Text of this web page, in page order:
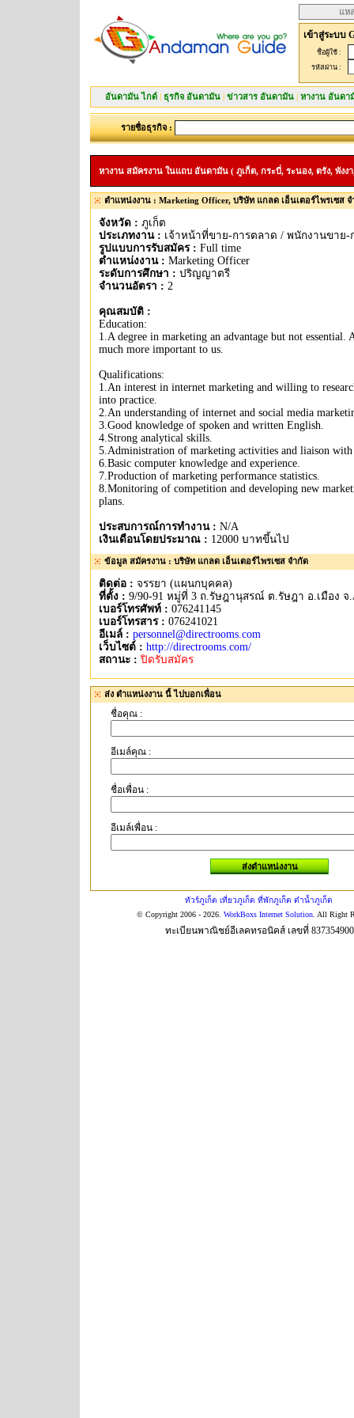
แห
เข้าสู่ระบบ
ชื่อผู้ใช้ :
รหัสผ่าน :
อันดามัน ไกด์ | ธุรกิจ อันดามัน | ข่าวสาร อันดามัน | หางาน อันดา
รายชื่อธุรกิจ :
หางาน สมัครงาน ในแถบ อันดามัน ( ภูเก็ต, กระบี่, ระนอง, ตรัง, พังง
ตำแหน่งงาน : Marketing Officer, บริษัท แกลด เอ็นเตอร์ไพรเซส จ
จังหวัด : ภูเก็ต
ประเภทงาน : เจ้าหน้าที่ขาย-การตลาด / พนักงานขาย-
รูปแบบการรับสมัคร : Full time
ตำแหน่งงาน : Marketing Officer
ระดับการศึกษา : ปริญญาตรี
จำนวนอัตรา : 2
คุณสมบัติ :
Education:
1.A degree in marketing an advantage but not essential.
much more important to us.
Qualifications:
1.An interest in internet marketing and willing to
into practice.
2.An understanding of internet and social media
3.Good knowledge of spoken and written English.
4.Strong analytical skills.
5.Administration of marketing activities and liaison with
6.Basic computer knowledge and experience.
7.Production of marketing performance statistics.
8.Monitoring of competition and developing new
plans.
ประสบการณ์การทำงาน : N/A
เงินเดือนโดยประมาณ : 12000 บาทขึ้นไป
ข้อมูล สมัครงาน : บริษัท แกลด เอ็นเตอร์ไพรเซส จำกัด
ติดต่อ : จรรยา (แผนกบุคคล)
ที่ตั้ง : 9/90-91 หมู่ที่ 3 ถ.รัษฎานุสรณ์ ต.รัษฎา อ.เมือง จ.
เบอร์โทรศัพท์ : 076241145
เบอร์โทรสาร : 076241021
อีเมล์ : personnel@directrooms.com
เว็บไซต์ : http://directrooms.com/
สถานะ : ปิดรับสมัคร
ส่ง ตำแหน่งงาน นี้ ไปบอกเพื่อน
ชื่อคุณ :
อีเมล์คุณ :
ชื่อเพื่อน :
อีเมล์เพื่อน :
ทัวร์ภูเก็ต เที่ยวภูเก็ต ที่พักภูเก็ต ดำน้ำภูเก็ต
© Copyright 2006 - 2026. WorkBoxs Internet Solution. All Right
ทะเบียนพาณิชย์อีเลคทรอนิคส์ เลขที่